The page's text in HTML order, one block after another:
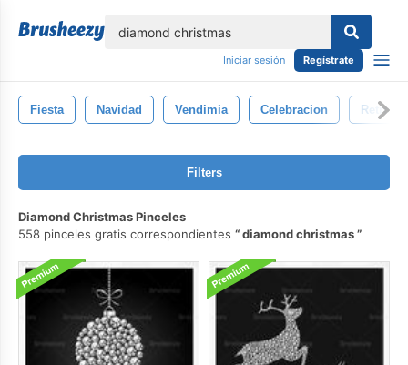
Iniciar sesión Regístrate
Fiesta Navidad Vendimia Celebracion Retro
Filters
Diamond Christmas Pinceles
558 pinceles gratis correspondientes
diamond christmas